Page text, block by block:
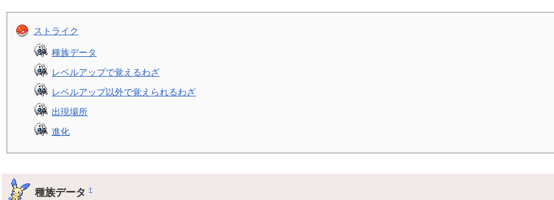
ストライク
種族データ
レベルアップで覚えるわざ
レベルアップ以外で覚えられるわざ
出現場所
進化
種族データ†